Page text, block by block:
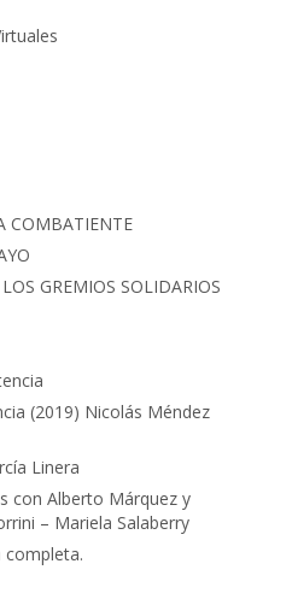
COMBATIENTE
GREMIOS SOLIDARIOS
(2019) Nicolás Méndez
Linera
con Alberto Márquez y
– Mariela Salaberry
completa.